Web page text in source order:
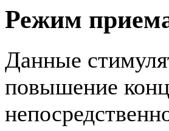
Режим
Данные
повышение